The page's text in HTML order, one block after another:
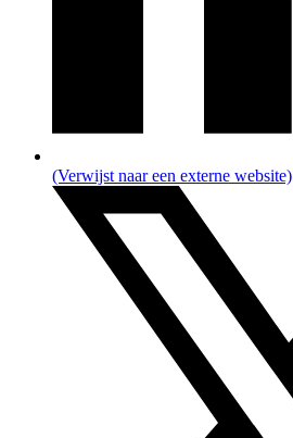
(Verwijst naar een externe website)